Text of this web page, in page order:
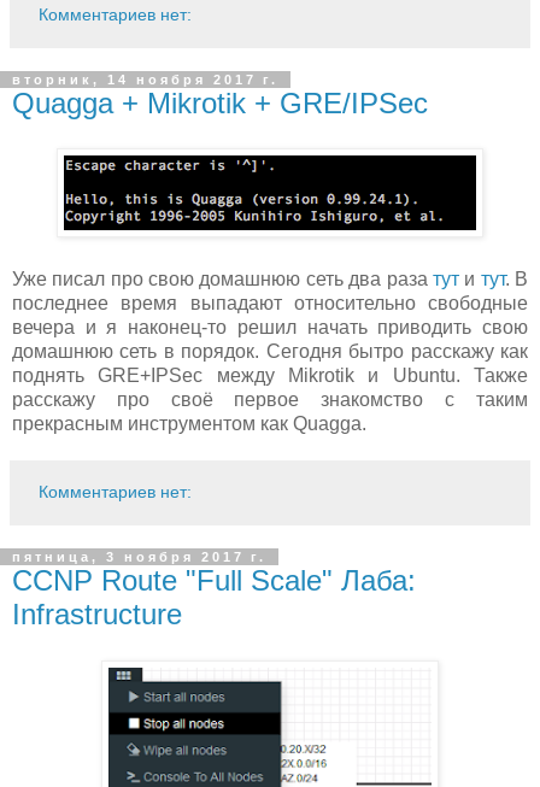
Комментариев нет:
вторник, 14 ноября 2017 г.
Quagga + Mikrotik + GRE/IPSec
Уже писал про свою домашнюю сеть два раза тути тут. В
последнее время выпадают относительно свободные
вечера и я наконец-то решил начать приводить свою
домашнюю сеть в порядок. Сегодня бытро расскажу как
поднять GRE+IPSec между Mikrotik и Ubuntu. Также
расскажу про своё первое знакомство с таким
прекрасным инструментом как Quagga.
Комментариев нет:
пятница, 3 ноября 2017 г.
CCNP Route "Full Scale" Лаба:
Infrastructure